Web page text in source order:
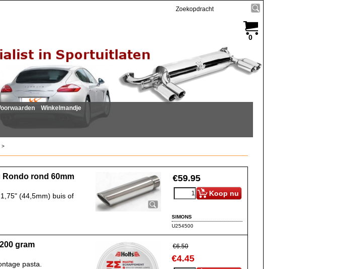
0
Winkelmandje
>
€59.95
Koop nu
SIMONS
U254500
Rondo rond 60mm
(44,5mm) buis of
€6.50
€4.45
gram
pasta.